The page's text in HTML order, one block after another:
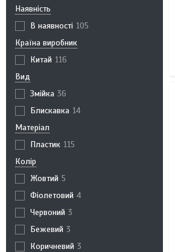
Наявність
В наявності 105
Країна виробник
Китай 116
Вид
Змійка 36
Блискавка 14
Матеріал
Пластик 115
Колір
Жовтий 5
Фіолетовий 4
Червоний 3
Бежевий 3
Коричневий 3